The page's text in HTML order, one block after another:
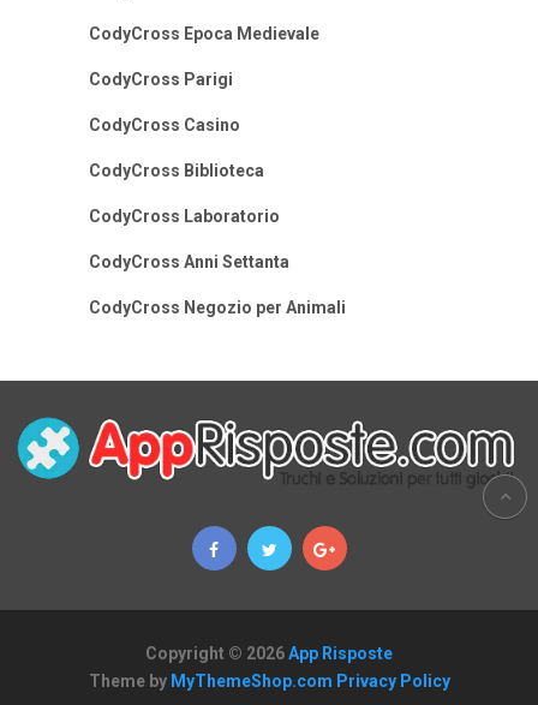
CodyCross Epoca Medievale
CodyCross Parigi
CodyCross Casino
CodyCross Biblioteca
CodyCross Laboratorio
CodyCross Anni Settanta
CodyCross Negozio per Animali
Copyright © 2026App Risposte
Theme by MyThemeShop.com Privacy Policy